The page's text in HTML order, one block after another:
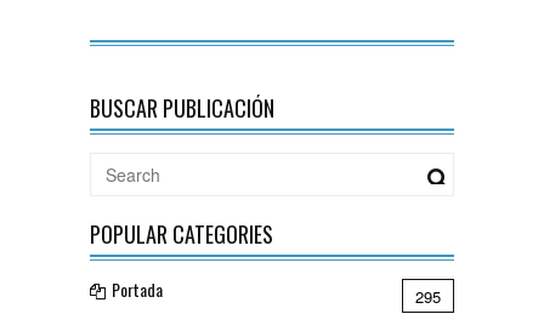
BUSCAR PUBLICACIÓN
POPULAR CATEGORIES
Portada 295